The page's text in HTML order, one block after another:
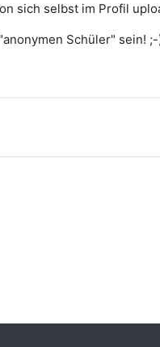
sich selbst im Profil
Schüler" sein! ;-